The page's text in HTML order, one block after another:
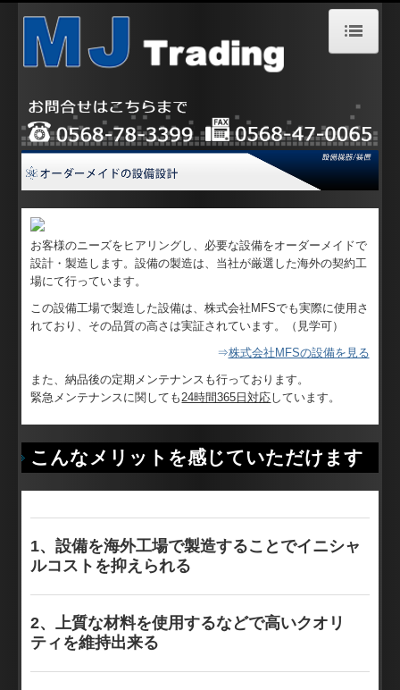
会社案内
お問合せ
サービス案内
設備機器/装置
水のリサイクル
治具の製造販売
翻訳お見積り
リクルート・求人のお問い合わせ
お客様のニーズをヒアリングし、必要な設備をオーダーメイドで
設計・製造します。設備の製造は、当社が厳選した海外の契約工
場にて行っています。
この設備工場で製造した設備は、株式会社MFSでも実際に使用さ
れており、その品質の高さは実証されています。（見学可）
⇒株式会社MFSの設備を見る
また、納品後の定期メンテナンスも行っております。
緊急メンテナンスに関しても24時間365日対応しています。
こんなメリットを感じていただけます
1、設備を海外工場で製造することでイニシャ
ルコストを抑えられる
2、上質な材料を使用するなどで高いクオリ
ティを維持出来る